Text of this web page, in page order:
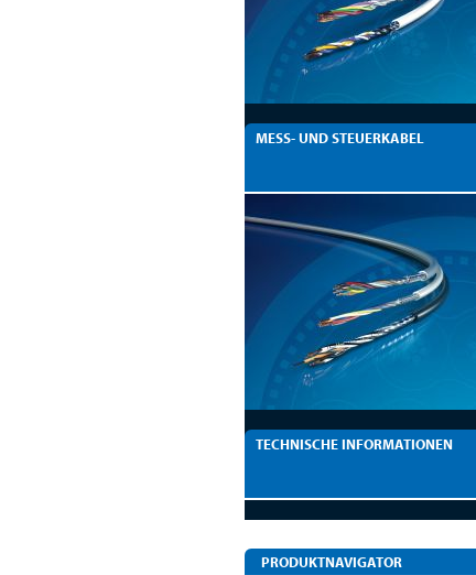
MESS- UND STEUERKABEL
TECHNISCHE INFORMATIONEN
PRODUKTNAVIGATOR